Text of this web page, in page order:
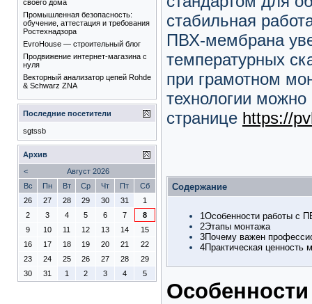
стабильная
ПВХ-мембрана
температурных
при грамотном
технологии можно
странице https://
Содержание
1Особенности работы с
2Этапы монтажа
3Почему важен
4Практическая ценность
своего дома
Промышленная безопасность:
обучение, аттестация и требования
Ростехнадзора
EvroHouse — строительный блог
Продвижение интернет-магазина с
нуля
Векторный анализатор цепей Rohde
& Schwarz ZNA
Последние посетители
sgtssb
Архив
<
Август 2026
Вс
Пн Вт Ср Чт Пт
Сб
26
27 28 29 30 31
1
2
3 4 5 6 7
8
9
10 11 12 13 14
15
16
17 18 19 20 21
22
23
24 25 26 27 28
29
30
31 1 2 3 4 5